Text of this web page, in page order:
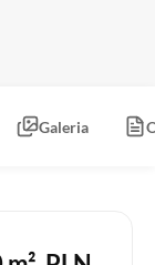
Galeria